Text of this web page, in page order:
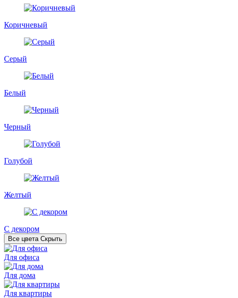
Коричневый
Серый
Белый
Черный
Голубой
Желтый
С декором
Все цвета Скрыть
Для офиса
Для дома
Для квартиры